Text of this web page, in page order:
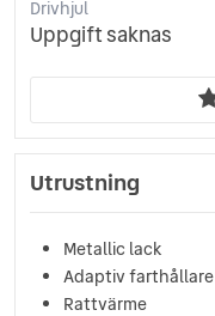
Drivhjul
Uppgift saknas
Utrustning
Metallic lack
Adaptiv farthållare
Rattvärme